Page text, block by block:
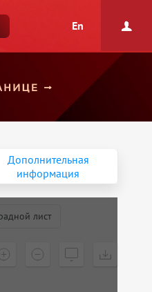
En
Дополнительная
информация
лист